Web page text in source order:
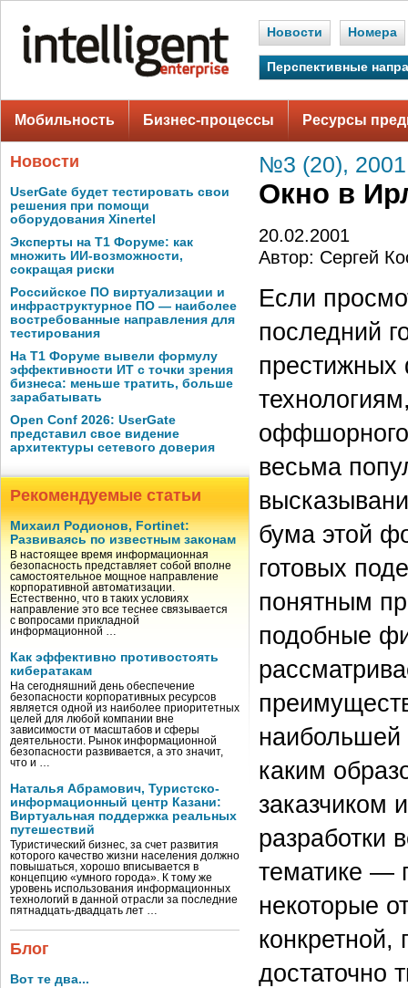
Новости Номера
Перспективные
Мобильность Бизнес-процессы Ресурсы
Новости
UserGate будет тестировать свои
решения при помощи
оборудования Xinertel
Эксперты на Т1 Форуме: как
множить ИИ-возможности,
сокращая риски
Российское ПО виртуализации и
инфраструктурное ПО — наиболее
востребованные направления для
тестирования
На Т1 Форуме вывели формулу
эффективности ИТ с точки зрения
бизнеса: меньше тратить, больше
зарабатывать
Open Conf 2026: UserGate
представил свое видение
архитектуры сетевого доверия
Рекомендуемые статьи
Михаил Родионов, Fortinet:
Развиваясь по известным законам
В настоящее время информационная
безопасность представляет собой вполне
самостоятельное мощное направление
корпоративной автоматизации.
Естественно, что в таких условиях
направление это все теснее связывается
с вопросами прикладной
информационной …
Как эффективно противостоять
кибератакам
На сегодняшний день обеспечение
безопасности корпоративных ресурсов
является одной из наиболее приоритетных
целей для любой компании вне
зависимости от масштабов и сферы
деятельности. Рынок информационной
безопасности развивается, а это значит,
что и …
Наталья Абрамович, Туристско-
информационный центр Казани:
Виртуальная поддержка реальных
путешествий
Туристический бизнес, за счет развития
которого качество жизни населения должно
повышаться, хорошо вписывается в
концепцию «умного города». К тому же
уровень использования информационных
технологий в данной отрасли за последние
пятнадцать-двадцать лет …
Блог
Вот те два...
№3 (20), 2001
Окно в
20.02.2001
Автор: Сергей
Если
последний
оффшорного
весьма
бума этой
готовых
понятным
подобные
наибольшей
каким
заказчиком
разработки
тематике —
некоторые
достаточно